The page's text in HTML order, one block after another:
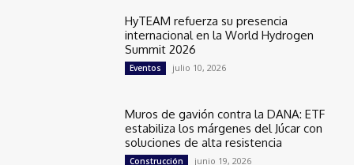
HyTEAM refuerza su presencia
internacional en la World Hydrogen
Summit 2026
Eventos julio 10, 2026
Muros de gavión contra la DANA: ETF
estabiliza los márgenes del Júcar con
soluciones de alta resistencia
Construcción junio 19, 2026